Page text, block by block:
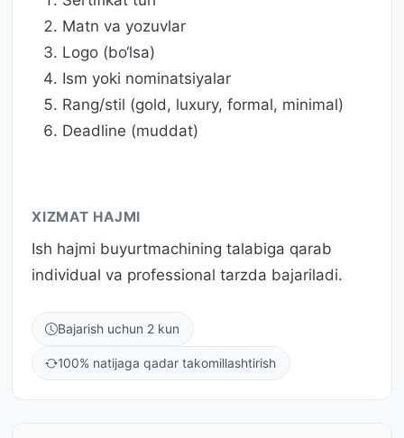
Matn va yozuvlar
Logo (bo‘lsa)
Ism yoki nominatsiyalar
Rang/stil (gold, luxury, formal, minimal)
Deadline (muddat)
XIZMAT HAJMI
Ish hajmi buyurtmachining talabiga qarab
individual va professional tarzda bajariladi.
Bajarish uchun 2 kun
100% natijaga qadar takomillashtirish